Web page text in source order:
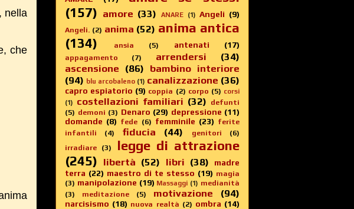
nella
che
(157) amore (33) ANARE (1) Angeli (9)
Angeli. (2) anima (52) anima antica
(134)
ansia (5) antenati (17)
appagamento (7) arrendersi
(34)
ascensione (86) bambino interiore
(94) blu arcobaleno (1) canalizzazione (36)
capro espiatorio (9) coppia (2) corpo (5) corsi
(1)
costellazioni familiari (32) defunti
(5) demoni (3) Denaro (29) depressione (11)
domande (8) fede (6) femminile (23) ferite
infantili
(4) fiducia (44) genitori
(6)
irradiare (3)
legge di attrazione
(245) libertà (52) libri (38)
madre
terra (22) maestro di te stesso (19) magia
(3) manipolazione (19) Massaggi (1) medianità
(3)
meditazione (5) motivazione (94)
narcisismo (18) nuova realtà (2) ombra (14)